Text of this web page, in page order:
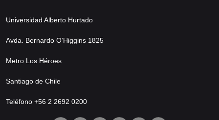
Universidad Alberto Hurtado
Avda. Bernardo O’Higgins 1825
Metro Los Héroes
Santiago de Chile
Teléfono +56 2 2692 0200